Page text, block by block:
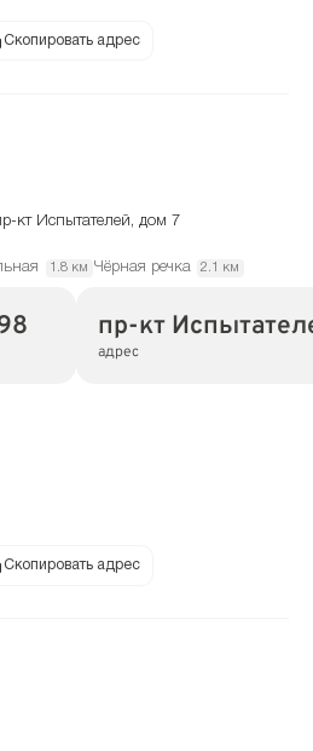
Скопировать адрес
кт Испытателей, дом 7
1.8 км Чёрная речка 2.1 км
пр-кт
адрес
Скопировать адрес